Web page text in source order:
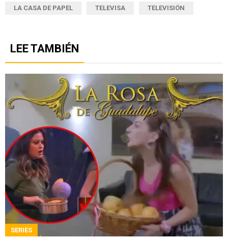
LA CASA DE PAPEL TELEVISA TELEVISIÓN
LEE TAMBIÉN
SERIES